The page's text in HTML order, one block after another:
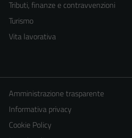
Tributi, finanze e contravvenzioni
Turismo
Vita lavorativa
Amministrazione trasparente
Informativa privacy
Cookie Policy